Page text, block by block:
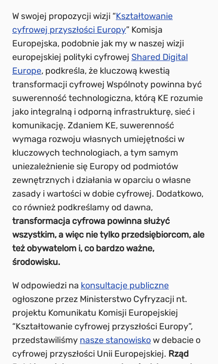
W swojej propozycji wizji “Kształtowanie
cyfrowej przyszłości Europy” Komisja
Europejska, podobnie jak my w naszej wizji
europejskiej polityki cyfrowej Shared Digital
Europe, podkreśla, że kluczową kwestią
transformacji cyfrowej Wspólnoty powinna być
suwerenność technologiczna, którą KE rozumie
jako integralną i odporną infrastrukturę, sieć i
komunikację. Zdaniem KE, suwerenność
wymaga rozwoju własnych umiejętności w
kluczowych technologiach, a tym samym
uniezależnienie się Europy od podmiotów
zewnętrznych i działania w oparciu o własne
zasady i wartości w dobie cyfrowej. Dodatkowo,
co również podkreślamy od dawna,
transformacja cyfrowa powinna służyć
wszystkim, a więc nie tylko przedsiębiorcom, ale
też obywatelom i, co bardzo ważne,
środowisku.
W odpowiedzi na konsultacje publiczne
ogłoszone przez Ministerstwo Cyfryzacji nt.
projektu Komunikatu Komisji Europejskiej
“Kształtowanie cyfrowej przyszłości Europy”,
przedstawiliśmy nasze stanowiskow debacie o
cyfrowej przyszłości Unii Europejskiej. Rząd